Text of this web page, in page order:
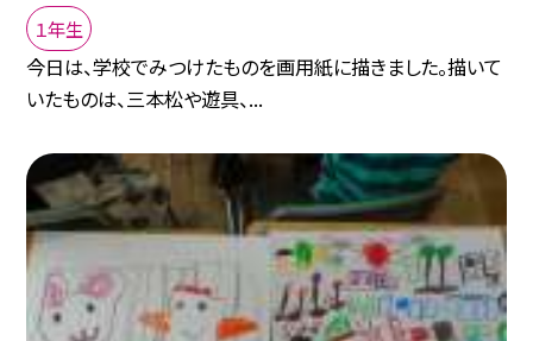
１年生
今日は、学校でみつけたものを画用紙に描きました。描いて
いたものは、三本松や遊具、...